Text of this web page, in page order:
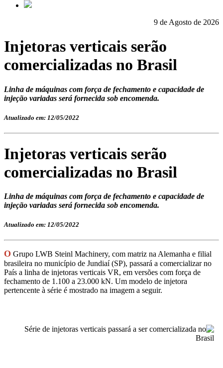
9 de Agosto de 2026
Injetoras verticais serão
comercializadas no Brasil
Linha de máquinas com força de fechamento e capacidade de
injeção variadas será fornecida sob encomenda.
Atualizado em: 12/05/2022
Injetoras verticais serão
comercializadas no Brasil
Linha de máquinas com força de fechamento e capacidade de
injeção variadas será fornecida sob encomenda.
Atualizado em: 12/05/2022
O Grupo LWB Steinl Machinery, com matriz na Alemanha e filial
brasileira no município de Jundiaí (SP), passará a comercializar no
País a linha de injetoras verticais VR, em versões com força de
fechamento de 1.100 a 23.000 kN. Um modelo de injetora
pertencente à série é mostrado na imagem a seguir.